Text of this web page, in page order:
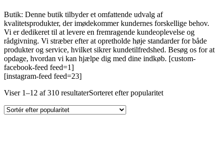
Butik: Denne butik tilbyder et omfattende udvalg af
kvalitetsprodukter, der imødekommer kundernes forskellige behov.
Vi er dedikeret til at levere en fremragende kundeoplevelse og
rådgivning. Vi stræber efter at opretholde høje standarder for både
produkter og service, hvilket sikrer kundetilfredshed. Besøg os for at
opdage, hvordan vi kan hjælpe dig med dine indkøb. [custom-
facebook-feed feed=1]
[instagram-feed feed=23]
Viser 1–12 af 310 resultaterSorteret efter popularitet